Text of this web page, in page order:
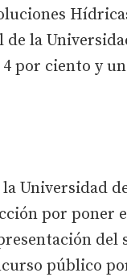
la
por ciento y
Universidad
por poner
del
público